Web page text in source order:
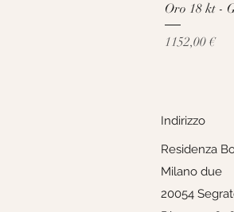
Oro 18 kt -
Prezzo
1152,00 €
Indirizzo
Residenza
Milano due
20054